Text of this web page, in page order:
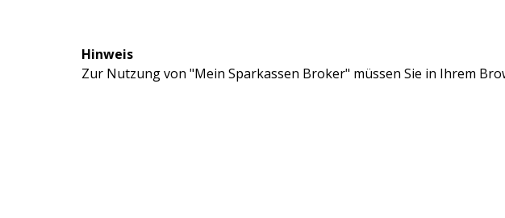
Hinweis
Zur Nutzung von "Mein Sparkassen Broker" müssen Sie in Ihrem